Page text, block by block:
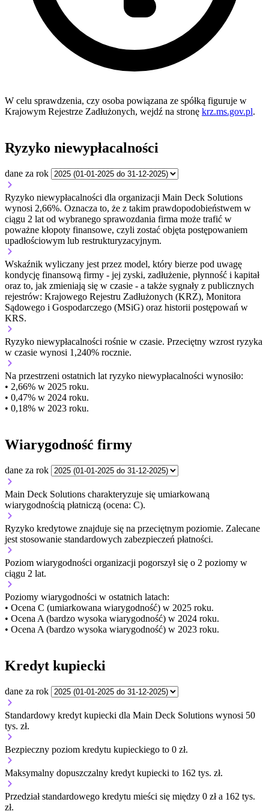
W celu sprawdzenia, czy osoba powiązana ze spółką figuruje w
Krajowym Rejestrze Zadłużonych, wejdź na stronę krz.ms.gov.pl.
Ryzyko niewypłacalności
dane za rok
Ryzyko niewypłacalności dla organizacji Main Deck Solutions
wynosi 2,66%. Oznacza to, że z takim prawdopodobieństwem w
ciągu 2 lat od wybranego sprawozdania firma może trafić w
poważne kłopoty finansowe, czyli zostać objęta postępowaniem
upadłościowym lub restrukturyzacyjnym.
Wskaźnik wyliczany jest przez model, który bierze pod uwagę
kondycję finansową firmy - jej zyski, zadłużenie, płynność i kapitał
oraz to, jak zmieniają się w czasie - a także sygnały z publicznych
rejestrów: Krajowego Rejestru Zadłużonych (KRZ), Monitora
Sądowego i Gospodarczego (MSiG) oraz historii postępowań w
KRS.
Ryzyko niewypłacalności rośnie w czasie. Przeciętny wzrost ryzyka
w czasie wynosi 1,240% rocznie.
Na przestrzeni ostatnich lat ryzyko niewypłacalności wynosiło:
• 2,66% w 2025 roku.
• 0,47% w 2024 roku.
• 0,18% w 2023 roku.
Wiarygodność firmy
dane za rok
Main Deck Solutions charakteryzuje się umiarkowaną
wiarygodnością płatniczą (ocena: C).
Ryzyko kredytowe znajduje się na przeciętnym poziomie. Zalecane
jest stosowanie standardowych zabezpieczeń płatności.
Poziom wiarygodności organizacji pogorszył się o 2 poziomy w
ciągu 2 lat.
Poziomy wiarygodności w ostatnich latach:
• Ocena C (umiarkowana wiarygodność) w 2025 roku.
• Ocena A (bardzo wysoka wiarygodność) w 2024 roku.
• Ocena A (bardzo wysoka wiarygodność) w 2023 roku.
Kredyt kupiecki
dane za rok
Standardowy kredyt kupiecki dla Main Deck Solutions wynosi 50
tys. zł.
Bezpieczny poziom kredytu kupieckiego to 0 zł.
Maksymalny dopuszczalny kredyt kupiecki to 162 tys. zł.
Przedział standardowego kredytu mieści się między 0 zł a 162 tys.
zł.